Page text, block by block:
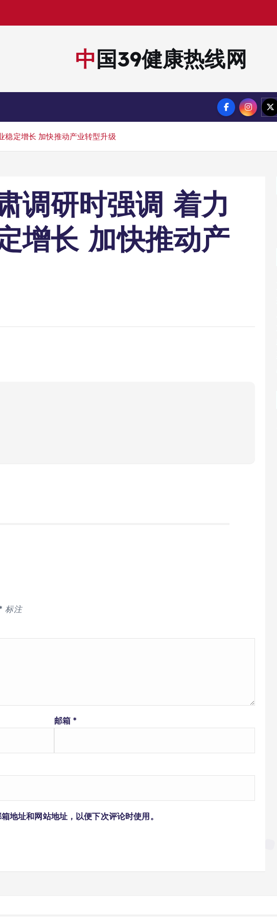
中国39健康热线网
稳定增长 加快推动产业转型升级
调研时强调 着力
增长 加快推动产
标注
邮箱*
地址和网站地址，以便下次评论时使用。